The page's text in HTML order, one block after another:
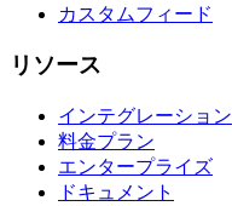
カスタムフィード
リソース
インテグレーション
料金プラン
エンタープライズ
ドキュメント